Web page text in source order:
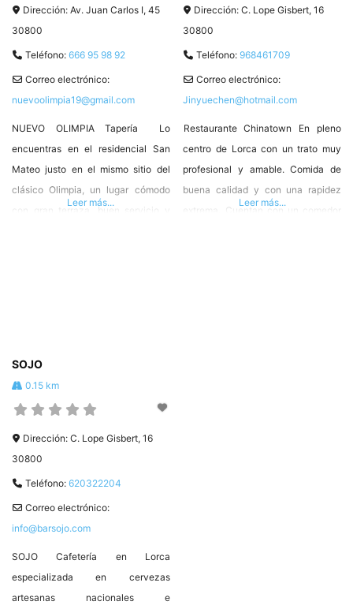
Dirección: Av. Juan Carlos I, 45
30800
Teléfono: 666 95 98 92
Correo electrónico:
nuevoolimpia19@gmail.com
NUEVO OLIMPIA Tapería Lo
encuentras en el residencial San
Mateo justo en el mismo sitio del
clásico Olimpia, un lugar cómodo
con gran terraza, buen servicio y
Leer más...
Dirección: C. Lope Gisbert, 16
30800
Teléfono: 968461709
Correo electrónico:
Jinyuechen@hotmail.com
Restaurante Chinatown En pleno
centro de Lorca con un trato muy
profesional y amable. Comida de
buena calidad y con una rapidez
extrema. Cuentan con un comedor
Leer más...
SOJO
0.15 km
Dirección: C. Lope Gisbert, 16
30800
Teléfono: 620322204
Correo electrónico:
info@barsojo.com
SOJO Cafetería en Lorca
especializada en cervezas
artesanas nacionales e